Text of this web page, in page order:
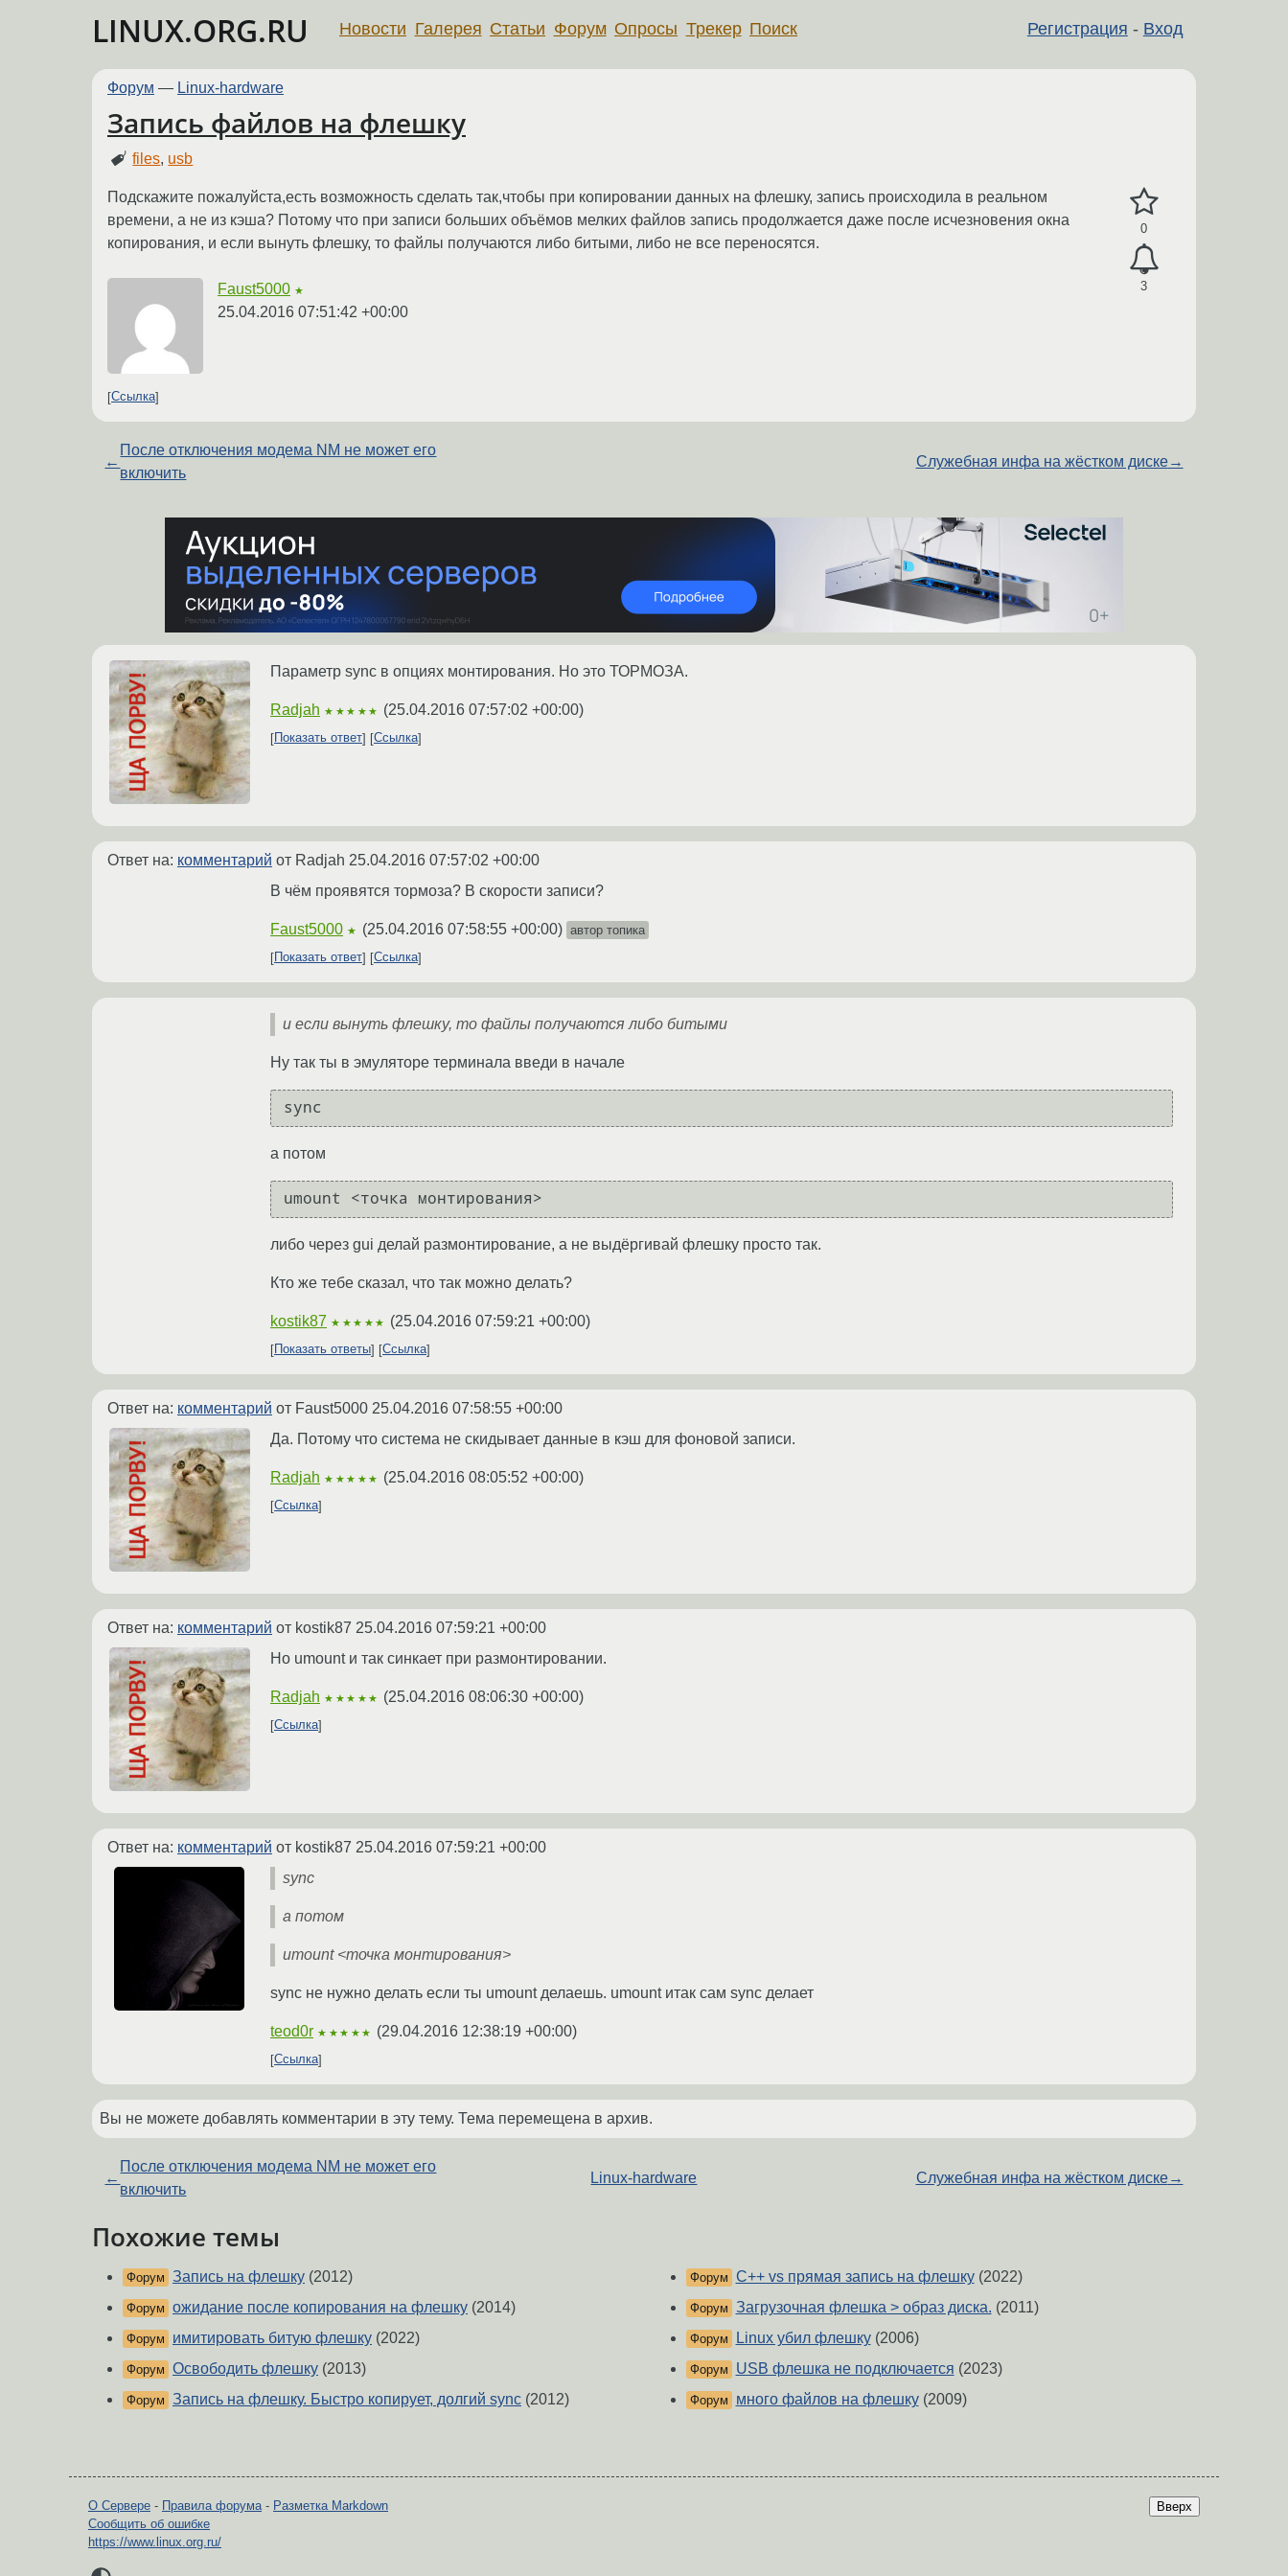
LINUX.ORG.RU Регистрация - Вход
Новости Галерея Статьи Форум Опросы Трекер Поиск
Форум — Linux-hardware
Запись файлов на флешку
files, usb
0
3
Подскажите пожалуйста,есть возможность сделать так,чтобы при копировании данных на флешку, запись происходила в реальном
времени, а не из кэша? Потому что при записи больших объёмов мелких файлов запись продолжается даже после исчезновения окна
копирования, и если вынуть флешку, то файлы получаются либо битыми, либо не все переносятся.
Faust5000 ★
25.04.2016 07:51:42 +00:00
Ссылка
←
После отключения модема NM не может его
включить
Служебная инфа на жёстком диске→
Параметр sync в опциях монтирования. Но это ТОРМОЗА.
Radjah ★★★★★ (25.04.2016 07:57:02 +00:00)
Показать ответ Ссылка
Ответ на: комментарий от Radjah 25.04.2016 07:57:02 +00:00
В чём проявятся тормоза? В скорости записи?
Faust5000 ★ (25.04.2016 07:58:55 +00:00) автор топика
Показать ответ
Ссылка
и если вынуть флешку, то файлы получаются либо битыми
Ну так ты в эмуляторе терминала введи в начале
а потом
либо через gui делай размонтирование, а не выдёргивай флешку просто так.
Кто же тебе сказал, что так можно делать?
kostik87 ★★★★★ (25.04.2016 07:59:21 +00:00)
Показать ответы Ссылка
Ответ на: комментарий от Faust5000 25.04.2016 07:58:55 +00:00
Да. Потому что система не скидывает данные в кэш для фоновой записи.
Radjah ★★★★★ (25.04.2016 08:05:52 +00:00)
Ссылка
Ответ на: комментарий от kostik87 25.04.2016 07:59:21 +00:00
Но umount и так синкает при размонтировании.
Radjah ★★★★★ (25.04.2016 08:06:30 +00:00)
Ссылка
Ответ на: комментарий от kostik87 25.04.2016 07:59:21 +00:00
sync
а потом
umount <точка монтирования>
sync не нужно делать если ты umount делаешь. umount итак сам sync делает
teod0r ★★★★★ (29.04.2016 12:38:19 +00:00)
Ссылка
Вы не можете добавлять комментарии в эту тему. Тема перемещена в архив.
←
После отключения модема NM не может его
включить
Linux-hardware Служебная инфа на жёстком диске→
Похожие темы
Форум Запись на флешку (2012)
Форум ожидание после копирования на флешку (2014)
Форум имитировать битую флешку (2022)
Форум Освободить флешку (2013)
Форум Запись на флешку. Быстро копирует, долгий sync (2012)
Форум С++ vs прямая запись на флешку(2022)
Форум Загрузочная флешка > образ диска. (2011)
Форум Linux убил флешку(2006)
Форум USB флешка не подключается (2023)
Форум много файлов на флешку(2009)
Вверх
О Сервере - Правила форума- Разметка Markdown
Сообщить об ошибке
https://www.linux.org.ru/